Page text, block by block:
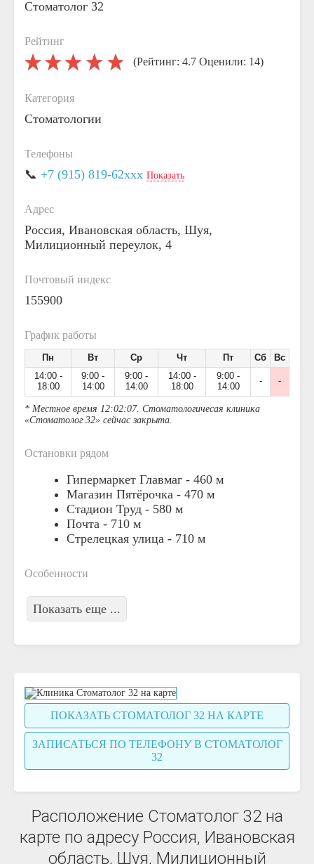
Стоматолог 32
Рейтинг
(Рейтинг: 4.7 Оценили: 14)
Категория
Стоматологии
Телефоны
📞 +7 (915) 819-62xxx Показать
Адрес
Россия, Ивановская область, Шуя,
Милиционный переулок, 4
Почтовый индекс
155900
График работы
Пн Вт Ср Чт Пт Сб
Вс
14:00 -
18:00
9:00 -
14:00
9:00 -
14:00
14:00 -
18:00
9:00 -
14:00
- -
* Местное время 12:02:07. Стоматологичесая клиника
«Стоматолог 32» сейчас закрыта.
Остановки рядом
Гипермаркет Главмаг - 460 м
Магазин Пятёрочка - 470 м
Стадион Труд - 580 м
Почта - 710 м
Стрелецкая улица - 710 м
Особенности
Показать еще ...
ПОКАЗАТЬ СТОМАТОЛОГ 32 НА КАРТЕ
ЗАПИСАТЬСЯ ПО ТЕЛЕФОНУ В СТОМАТОЛОГ
32
Расположение Стоматолог 32 на
карте по адресу Россия, Ивановская
область, Шуя, Милиционный